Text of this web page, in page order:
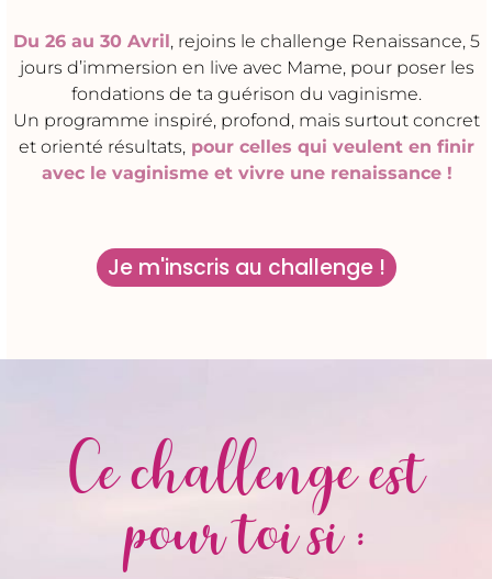
Du 26 au 30 Avril, rejoins le challenge Renaissance, 5
jours d’immersion en live avec Mame, pour poser les
fondations de ta guérison du vaginisme.
Un programme inspiré, profond, mais surtout concret
et orienté résultats, pour celles qui veulent en finir
avec le vaginisme et vivre une renaissance !
Je m'inscris au challenge !
Ce challenge est
pour toi si :